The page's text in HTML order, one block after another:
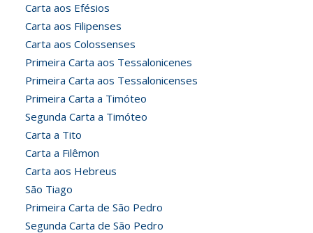
Carta aos Efésios
Carta aos Filipenses
Carta aos Colossenses
Primeira Carta aos Tessalonicenes
Primeira Carta aos Tessalonicenses
Primeira Carta a Timóteo
Segunda Carta a Timóteo
Carta a Tito
Carta a Filêmon
Carta aos Hebreus
São Tiago
Primeira Carta de São Pedro
Segunda Carta de São Pedro